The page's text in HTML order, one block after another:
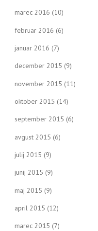
marec 2016 (10)
februar 2016 (6)
januar 2016 (7)
december 2015 (9)
november 2015 (11)
oktober 2015 (14)
september 2015 (6)
avgust 2015 (6)
julij 2015 (9)
junij 2015 (9)
maj 2015 (9)
april 2015 (12)
marec 2015 (7)